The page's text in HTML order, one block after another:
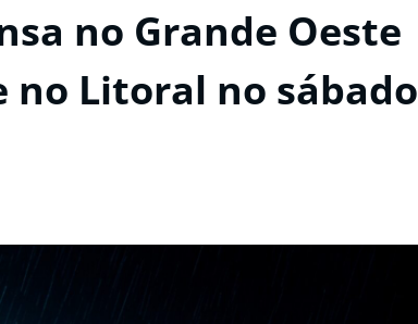
no Grande Oeste
Litoral no sábado